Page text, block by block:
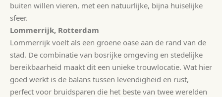
buiten willen vieren, met een natuurlijke, bijna huiselijke
sfeer.
Lommerrijk, Rotterdam
Lommerrijk voelt als een groene oase aan de rand van de
stad. De combinatie van bosrijke omgeving en stedelijke
bereikbaarheid maakt dit een unieke trouwlocatie. Wat hier
goed werkt is de balans tussen levendigheid en rust,
perfect voor bruidsparen die het beste van twee werelden